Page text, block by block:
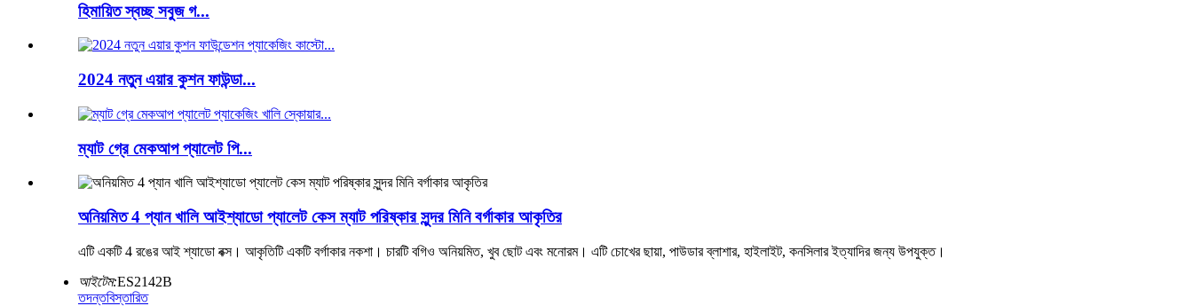
হিমায়িত স্বচ্ছ সবুজ গ...
2024 নতুন এয়ার কুশন ফাউন্ডা...
ম্যাট গ্রে মেকআপ প্যালেট পি...
অনিয়মিত 4 প্যান খালি আইশ্যাডো প্যালেট কেস ম্যাট পরিষ্কার সুন্দর মিনি বর্গাকার আকৃতির
এটি একটি 4 রঙের আই শ্যাডো বক্স। আকৃতিটি একটি বর্গাকার নকশা। চারটি বগিও অনিয়মিত, খুব ছোট এবং মনোরম। এটি চোখের ছায়া, পাউডার ব্লাশার, হাইলাইট, কনসিলার ইত্যাদির জন্য উপযুক্ত।
আইটেম:ES2142B
তদন্তবিস্তারিত